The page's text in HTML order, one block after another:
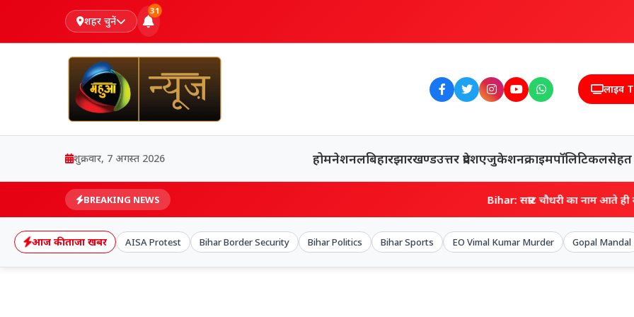
शहर चुनें
31
लाइव
शुक्रवार, 7 अगस्त 2026 होमनेशनलबिहारझारखण्डउत्तर प्रदेशएजुकेशनक्राइमपॉलिटिकलसेहत
BREAKING NEWS Bihar: सम्राट चौधरी का नाम आते ही बोले- मत पूछिए…
आज की ताजा खबर AISA Protest Bihar Border Security Bihar Politics Bihar Sports EO Vimal Kumar Murder Gopal Mandal